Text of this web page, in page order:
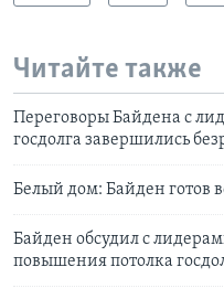
Читайте также
Переговоры Байдена с
госдолга завершились
Белый дом: Байден готов
Байден обсудил с
повышения потолка